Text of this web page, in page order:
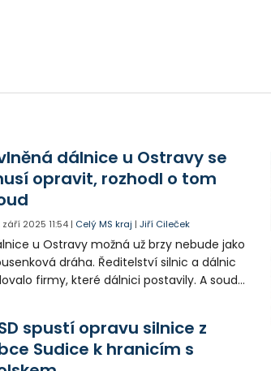
dálnice u Ostravy se
opravit, rozhodl o tom
září 2025 11:54 | Celý MS kraj |Jiří Cileček
u Ostravy možná už brzy nebude jako
dráha. Ředitelství silnic a dálnic
firmy, které dálnici postavily. A soud
že dálnici musejí firmy opravit.
by měly začít příští rok.
spustí opravu silnice z
Sudice k hranicím s